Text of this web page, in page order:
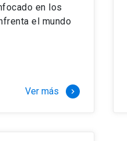
en los
el mundo
Ver más keyboard_arrow_right